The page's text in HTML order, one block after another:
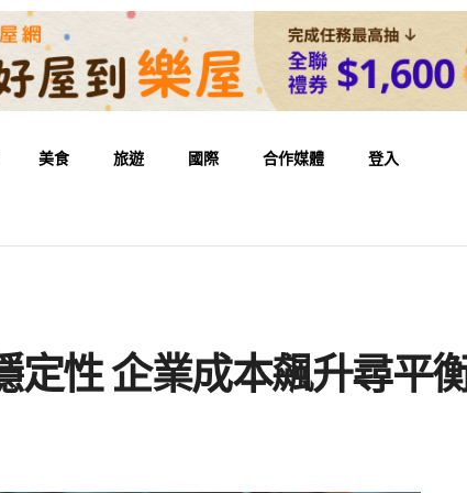
美食 旅遊 國際 合作媒體 登入
定性 企業成本飆升尋平